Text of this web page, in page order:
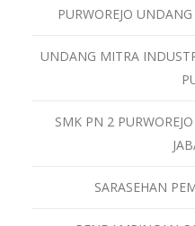
PURWOREJO
UNDANG MITRA
SMK PN 2
SARASEHAN